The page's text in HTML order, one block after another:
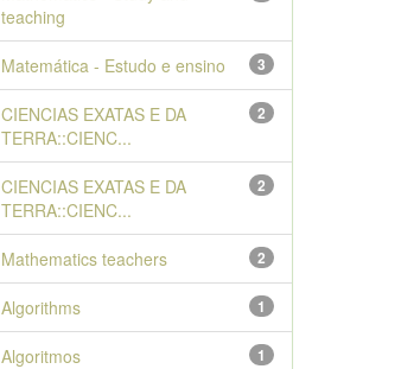
teaching
3
Matemática - Estudo e ensino
2
CIENCIAS EXATAS E DA
TERRA::CIENC...
2
CIENCIAS EXATAS E DA
TERRA::CIENC...
2
Mathematics teachers
1
Algorithms
1
Algoritmos